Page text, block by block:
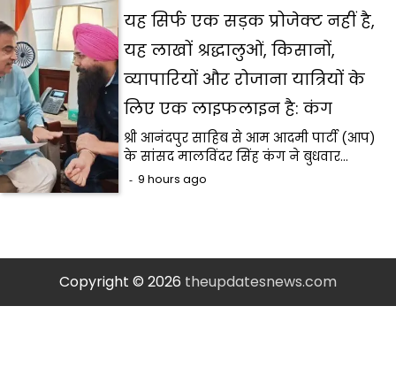
यह सिर्फ एक सड़क प्रोजेक्ट नहीं है,
यह लाखों श्रद्धालुओं, किसानों,
व्यापारियों और रोजाना यात्रियों के
लिए एक लाइफलाइन है: कंग
श्री आनंदपुर साहिब से आम आदमी पार्टी (आप)
के सांसद मालविंदर सिंह कंग ने बुधवार…
9 hours ago
Copyright © 2026 theupdatesnews.com